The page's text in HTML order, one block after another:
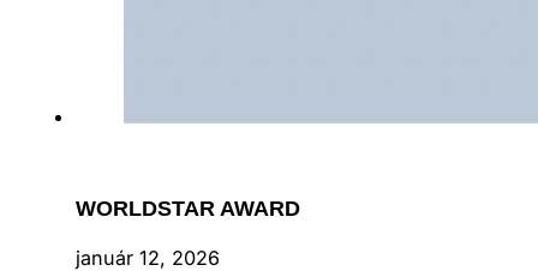
WORLDSTAR AWARD
január 12, 2026